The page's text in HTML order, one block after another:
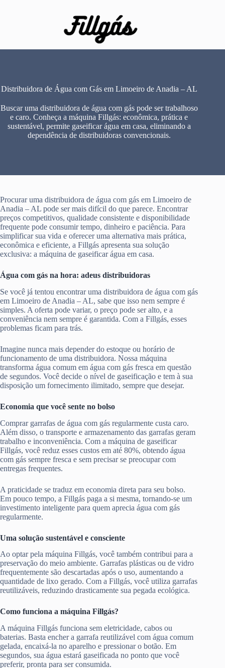
Distribuidora de Água com Gás em Limoeiro de Anadia – AL
Buscar uma distribuidora de água com gás pode ser trabalhoso
e caro. Conheça a máquina Fillgás: econômica, prática e
sustentável, permite gaseificar água em casa, eliminando a
dependência de distribuidoras convencionais.
Procurar uma distribuidora de água com gás em Limoeiro de
Anadia – AL pode ser mais difícil do que parece. Encontrar
preços competitivos, qualidade consistente e disponibilidade
frequente pode consumir tempo, dinheiro e paciência. Para
simplificar sua vida e oferecer uma alternativa mais prática,
econômica e eficiente, a Fillgás apresenta sua solução
exclusiva: a máquina de gaseificar água em casa.
Água com gás na hora: adeus distribuidoras
Se você já tentou encontrar uma distribuidora de água com gás
em Limoeiro de Anadia – AL, sabe que isso nem sempre é
simples. A oferta pode variar, o preço pode ser alto, e a
conveniência nem sempre é garantida. Com a Fillgás, esses
problemas ficam para trás.
Imagine nunca mais depender do estoque ou horário de
funcionamento de uma distribuidora. Nossa máquina
transforma água comum em água com gás fresca em questão
de segundos. Você decide o nível de gaseificação e tem à sua
disposição um fornecimento ilimitado, sempre que desejar.
Economia que você sente no bolso
Comprar garrafas de água com gás regularmente custa caro.
Além disso, o transporte e armazenamento das garrafas geram
trabalho e inconveniência. Com a máquina de gaseificar
Fillgás, você reduz esses custos em até 80%, obtendo água
com gás sempre fresca e sem precisar se preocupar com
entregas frequentes.
A praticidade se traduz em economia direta para seu bolso.
Em pouco tempo, a Fillgás paga a si mesma, tornando-se um
investimento inteligente para quem aprecia água com gás
regularmente.
Uma solução sustentável e consciente
Ao optar pela máquina Fillgás, você também contribui para a
preservação do meio ambiente. Garrafas plásticas ou de vidro
frequentemente são descartadas após o uso, aumentando a
quantidade de lixo gerado. Com a Fillgás, você utiliza garrafas
reutilizáveis, reduzindo drasticamente sua pegada ecológica.
Como funciona a máquina Fillgás?
A máquina Fillgás funciona sem eletricidade, cabos ou
baterias. Basta encher a garrafa reutilizável com água comum
gelada, encaixá-la no aparelho e pressionar o botão. Em
segundos, sua água estará gaseificada no ponto que você
preferir, pronta para ser consumida.